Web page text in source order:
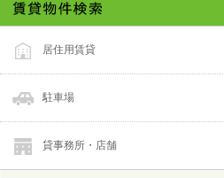
居住用賃貸
駐車場
貸事務所・店舗